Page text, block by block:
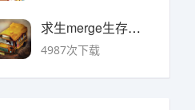
求生merge生存之地手机版 v1.48.0安卓版
4987次下载